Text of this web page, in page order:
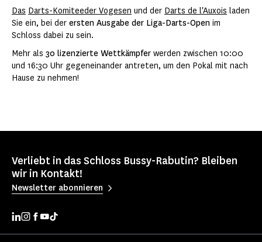
Das Darts-Komiteeder Vogesen und der Darts de l'Auxois laden
Sie ein, bei der ersten Ausgabe der Liga-Darts-Open im
Schloss dabei zu sein.
Mehr als 30 lizenzierte Wettkämpfer werden zwischen 10:00
und 16:30 Uhr gegeneinander antreten, um den Pokal mit nach
Hause zu nehmen!
Verliebt in das Schloss Bussy-Rabutin? Bleiben
wir in Kontakt!
Newsletter abonnieren